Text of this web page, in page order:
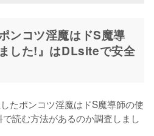
ンコツ淫魔はドS魔導
した!』はDLsiteで安全
たポンコツ淫魔はドS魔導師の使
読む方法があるのか調査しまし